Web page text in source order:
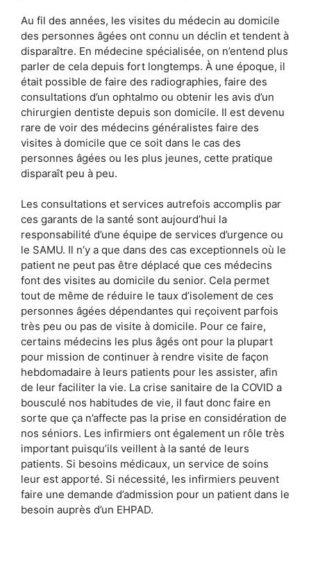
Au fil des années, les visites du médecin au domicile
des personnes âgées ont connu un déclin et tendent à
disparaître. En médecine spécialisée, on n’entend plus
parler de cela depuis fort longtemps. À une époque, il
était possible de faire des radiographies, faire des
consultations d’un ophtalmo ou obtenir les avis d’un
chirurgien dentiste depuis son domicile. Il est devenu
rare de voir des médecins généralistes faire des
visites à domicile que ce soit dans le cas des
personnes âgées ou les plus jeunes, cette pratique
disparaît peu à peu.
Les consultations et services autrefois accomplis par
ces garants de la santé sont aujourd’hui la
responsabilité d’une équipe de services d’urgence ou
le SAMU. Il n’y a que dans des cas exceptionnels où le
patient ne peut pas être déplacé que ces médecins
font des visites au domicile du senior. Cela permet
tout de même de réduire le taux d’isolement de ces
personnes âgées dépendantes qui reçoivent parfois
très peu ou pas de visite à domicile. Pour ce faire,
certains médecins les plus âgés ont pour la plupart
pour mission de continuer à rendre visite de façon
hebdomadaire à leurs patients pour les assister, afin
de leur faciliter la vie. La crise sanitaire de la COVID a
bousculé nos habitudes de vie, il faut donc faire en
sorte que ça n’affecte pas la prise en considération de
nos séniors. Les infirmiers ont également un rôle très
important puisqu’ils veillent à la santé de leurs
patients. Si besoins médicaux, un service de soins
leur est apporté. Si nécessité, les infirmiers peuvent
faire une demande d’admission pour un patient dans le
besoin auprès d’un EHPAD.